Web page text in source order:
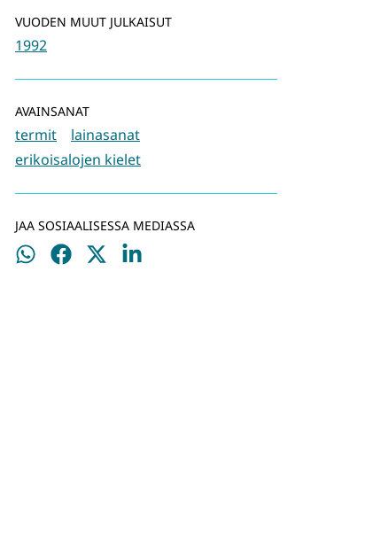
VUODEN MUUT JULKAISUT
1992
AVAINSANAT
termit
lainasanat
erikoisalojen kielet
JAA SOSIAALISESSA MEDIASSA
Jaa
Jaa
Jaa
Jaa